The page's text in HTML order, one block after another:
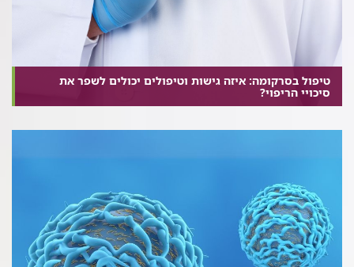
טיפול בסרקומה: איזה גישות וטיפולים יכולים לשפר את
סיכויי הריפוי?